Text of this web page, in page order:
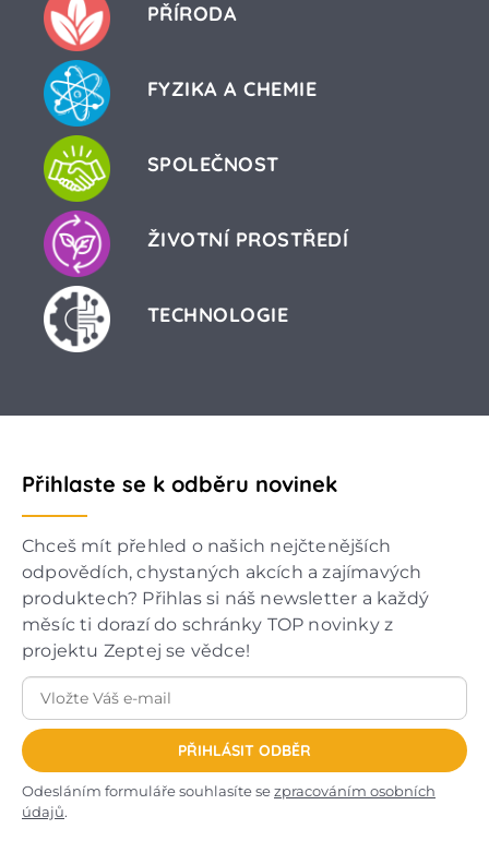
PŘÍRODA
FYZIKA A CHEMIE
SPOLEČNOST
ŽIVOTNÍ PROSTŘEDÍ
TECHNOLOGIE
Přihlaste se k odběru novinek
Chceš mít přehled o našich nejčtenějších
odpovědích, chystaných akcích a zajímavých
produktech? Přihlas si náš newsletter a každý
měsíc ti dorazí do schránky TOP novinky z
projektu Zeptej se vědce!
PŘIHLÁSIT ODBĚR
Odesláním formuláře souhlasíte sezpracováním osobních
údajů.